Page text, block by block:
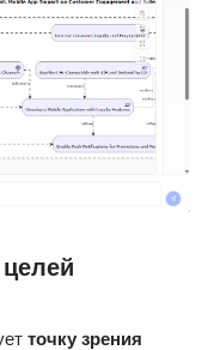
точку зрения